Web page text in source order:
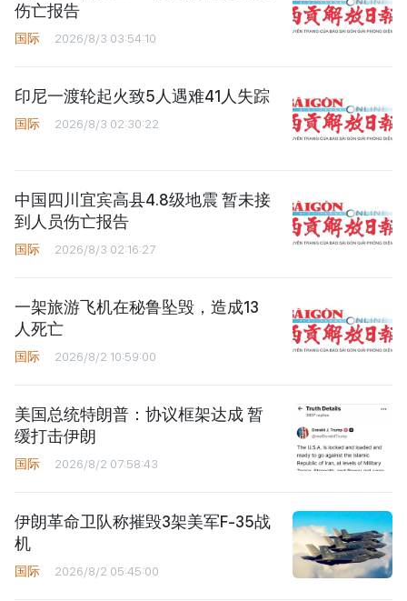
伤亡报告
国际 2026/8/3 03:54:10
印尼一渡轮起火致5人遇难41人失踪
国际 2026/8/3 02:30:22
中国四川宜宾高县4.8级地震 暂未接
到人员伤亡报告
国际 2026/8/3 02:16:27
一架旅游飞机在秘鲁坠毁，造成13
人死亡
国际 2026/8/2 10:59:00
美国总统特朗普：协议框架达成 暂
缓打击伊朗
国际 2026/8/2 07:58:43
伊朗革命卫队称摧毁3架美军F-35战
机
国际 2026/8/2 05:45:00